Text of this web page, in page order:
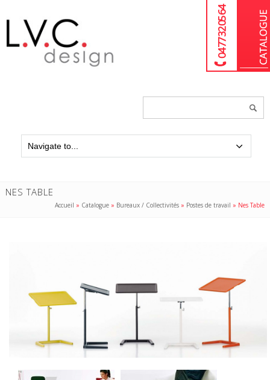
04 77 32 05 64
NES TABLE
Accueil » Catalogue » Bureaux / Collectivités » Postes de travail » Nes Table